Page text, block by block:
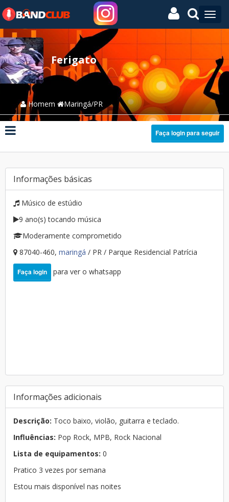
Ferigato
Homem Maringá/PR
Faça login para seguir
Informações básicas
Músico de estúdio
9 ano(s) tocando música
Moderamente comprometido
87040-460, maringá / PR / Parque Residencial Patrícia
Faça login para ver o whatsapp
Informações adicionais
Descrição: Toco baixo, violão, guitarra e teclado.
Influências: Pop Rock, MPB, Rock Nacional
Lista de equipamentos: 0
Pratico 3 vezes por semana
Estou mais disponível nas noites